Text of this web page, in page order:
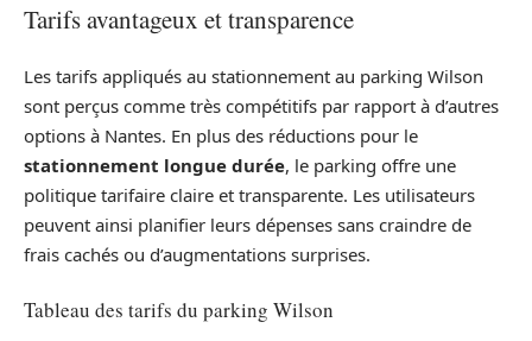
Tarifs avantageux et transparence
Les tarifs appliqués au stationnement au parking Wilson
sont perçus comme très compétitifs par rapport à d’autres
options à Nantes. En plus des réductions pour le
stationnement longue durée, le parking offre une
politique tarifaire claire et transparente. Les utilisateurs
peuvent ainsi planifier leurs dépenses sans craindre de
frais cachés ou d’augmentations surprises.
Tableau des tarifs du parking Wilson